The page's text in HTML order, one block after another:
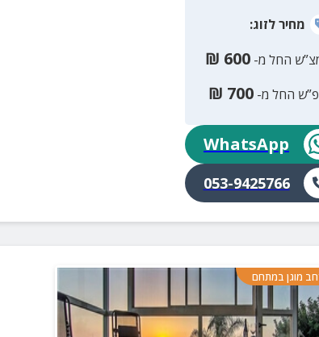
מחירלזוג:
החל מ- 600
₪
החל מ- 700
₪
WhatsApp
053-9425766
מוגן במתחם